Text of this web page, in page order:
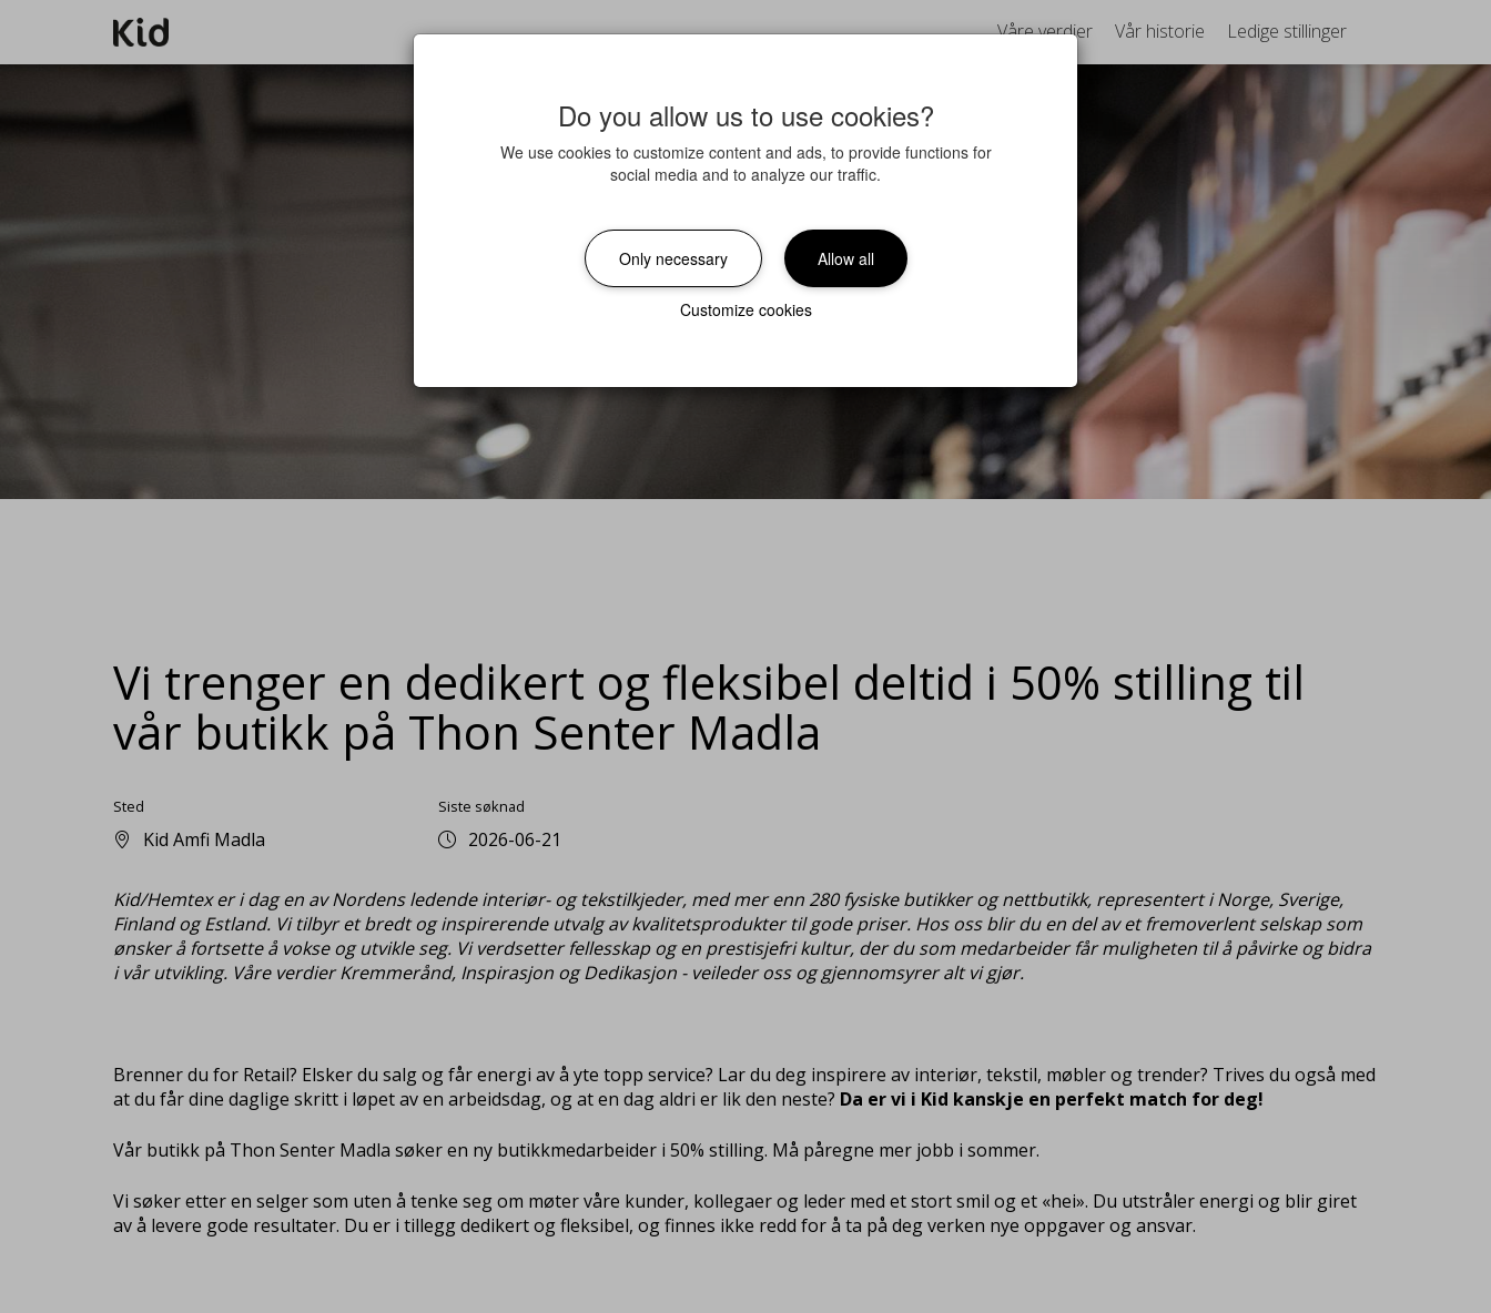
Våre verdier Vår historie Ledige stillinger
Vi trenger en dedikert og fleksibel deltid i 50% stilling til
vår butikk på Thon Senter Madla
Sted
Kid Amfi Madla
Siste søknad
2026-06-21
Kid/Hemtex er i dag en av Nordens ledende interiør- og tekstilkjeder, med mer enn 280 fysiske butikker og nettbutikk, representert i Norge, Sverige,
Finland og Estland. Vi tilbyr et bredt og inspirerende utvalg av kvalitetsprodukter til gode priser. Hos oss blir du en del av et fremoverlent selskap som
ønsker å fortsette å vokse og utvikle seg. Vi verdsetter fellesskap og en prestisjefri kultur, der du som medarbeider får muligheten til å påvirke og bidra
i vår utvikling. Våre verdier Kremmerånd, Inspirasjon og Dedikasjon - veileder oss og gjennomsyrer alt vi gjør.
Brenner du for Retail? Elsker du salg og får energi av å yte topp service? Lar du deg inspirere av interiør, tekstil, møbler og trender? Trives du også med
at du får dine daglige skritt i løpet av en arbeidsdag, og at en dag aldri er lik den neste? Da er vi i Kid kanskje en perfekt match for deg!
Vår butikk på Thon Senter Madla søker en ny butikkmedarbeider i 50% stilling. Må påregne mer jobb i sommer.
Vi søker etter en selger som uten å tenke seg om møter våre kunder, kollegaer og leder med et stort smil og et «hei». Du utstråler energi og blir giret
av å levere gode resultater. Du er i tillegg dedikert og fleksibel, og finnes ikke redd for å ta på deg verken nye oppgaver og ansvar.
Do you allow us to use cookies?
We use cookies to customize content and ads, to provide functions for
social media and to analyze our traffic.
Only necessary Allow all
Customize cookies